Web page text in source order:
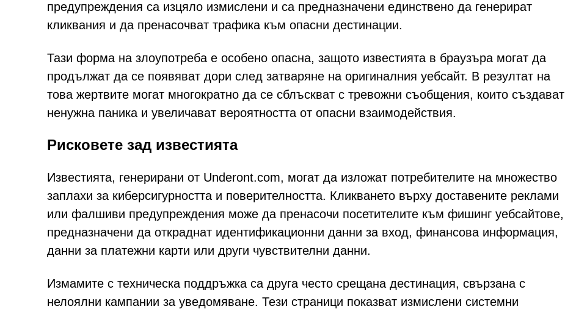
предупреждения са изцяло измислени и са предназначени единствено да генерират
кликвания и да пренасочват трафика към опасни дестинации.
Тази форма на злоупотреба е особено опасна, защото известията в браузъра могат да
продължат да се появяват дори след затваряне на оригиналния уебсайт. В резултат на
това жертвите могат многократно да се сблъскват с тревожни съобщения, които създават
ненужна паника и увеличават вероятността от опасни взаимодействия.
Рисковете зад известията
Известията, генерирани от Underont.com, могат да изложат потребителите на множество
заплахи за киберсигурността и поверителността. Кликването върху доставените реклами
или фалшиви предупреждения може да пренасочи посетителите към фишинг уебсайтове,
предназначени да откраднат идентификационни данни за вход, финансова информация,
данни за платежни карти или други чувствителни данни.
Измамите с техническа поддръжка са друга често срещана дестинация, свързана с
нелоялни кампании за уведомяване. Тези страници показват измислени системни